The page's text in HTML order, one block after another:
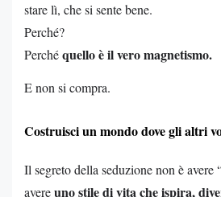
stare lì, che si sente bene.
Perché?
Perchéquello è il vero magnetismo.
E non si compra.
Costruisci un mondo dove gli altri
Il segreto della seduzione non è avere
avereuno stile di vita che ispira,